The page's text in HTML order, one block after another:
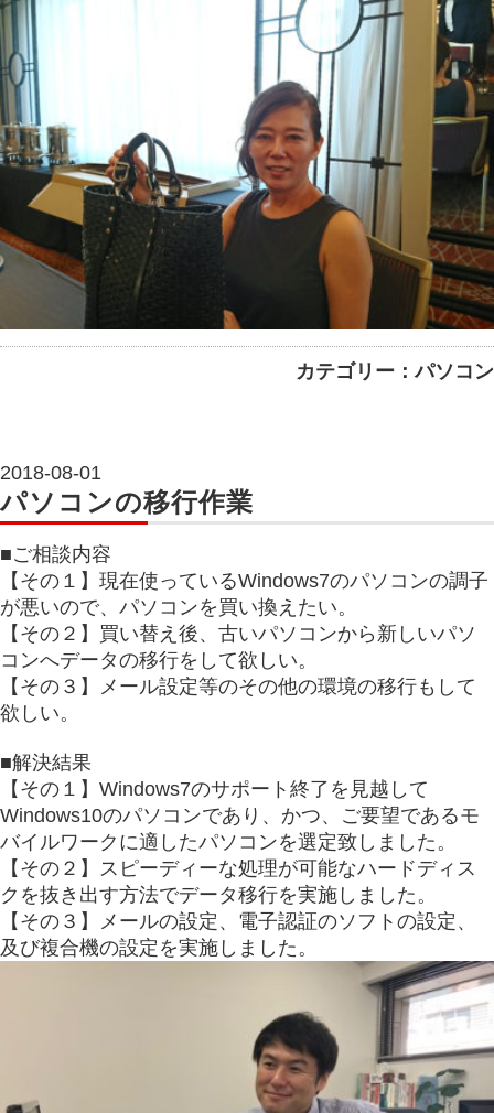
カテゴリー：パソコン
2018-08-01
パソコンの移行作業
■ご相談内容
【その１】現在使っているWindows7のパソコンの調子
が悪いので、パソコンを買い換えたい。
【その２】買い替え後、古いパソコンから新しいパソ
コンへデータの移行をして欲しい。
【その３】メール設定等のその他の環境の移行もして
欲しい。
■解決結果
【その１】Windows7のサポート終了を見越して
Windows10のパソコンであり、かつ、ご要望であるモ
バイルワークに適したパソコンを選定致しました。
【その２】スピーディーな処理が可能なハードディス
クを抜き出す方法でデータ移行を実施しました。
【その３】メールの設定、電子認証のソフトの設定、
及び複合機の設定を実施しました。